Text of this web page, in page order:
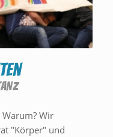
Wir
"Körper" und